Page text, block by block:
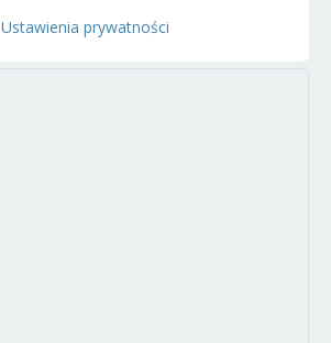
Ustawienia prywatności